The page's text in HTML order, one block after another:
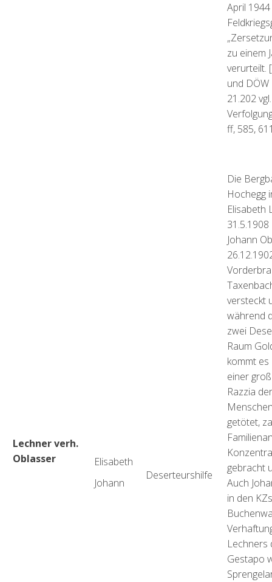
April
zu einem
verurteilt.
und
21.202
ff, 585,
Lechner verh.
Oblasser
Elisabeth
Johann
Deserteurshilfe
Die
Hochegg
Elisabeth
Johann
versteckt
während
zwei
Raum
kommt es
einer
Razzia
getötet,
gebracht
Auch
in den
Lechners
Gestapo